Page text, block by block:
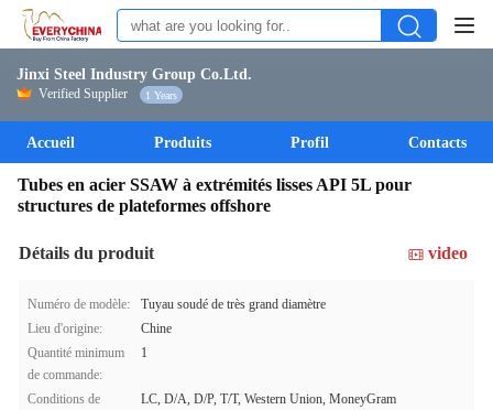
Jinxi Steel Industry Group Co.Ltd.
Verified Supplier 1 Years
Accueil Produits Profil Contacts
Tubes en acier SSAW à extrémités lisses API 5L pour
structures de plateformes offshore
Détails du produit video
Numéro de modèle:
Tuyau soudé de très grand diamètre
Lieu d'origine:
Chine
Quantité minimum
de commande:
1
Conditions de
LC, D/A, D/P, T/T, Western Union, MoneyGram